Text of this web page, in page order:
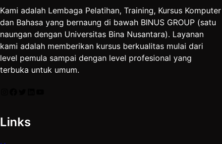
Kami adalah Lembaga Pelatihan, Training, Kursus Komputer
dan Bahasa yang bernaung di bawah BINUS GROUP (satu
naungan dengan Universitas Bina Nusantara). Layanan
kami adalah memberikan kursus berkualitas mulai dari
level pemula sampai dengan level profesional yang
terbuka untuk umum.
Links